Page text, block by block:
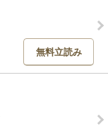
無料立読み